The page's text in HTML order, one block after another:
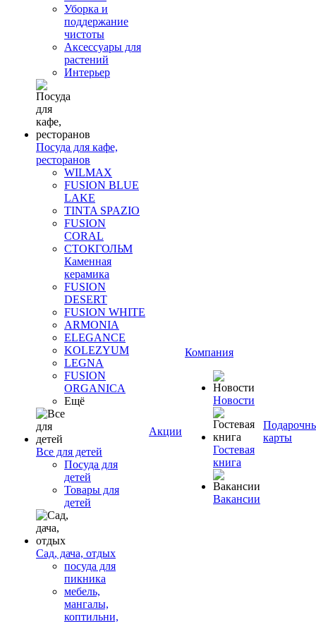
Уборка и
поддержание
чистоты
Аксессуары для
растений
Интерьер
Посуда для кафе,
ресторанов
WILMAX
FUSION BLUE
LAKE
TINTA SPAZIO
FUSION
CORAL
СТОКГОЛЬМ
Каменная
керамика
FUSION
DESERT
FUSION WHITE
ARMONIA
ELEGANCE
KOLEZYUM
LEGNA
FUSION
ORGANICA
Ещё
Все для детей
Посуда для
детей
Товары для
детей
Сад, дача, отдых
посуда для
пикника
мебель,
мангалы,
коптильни,
Акции
Компания
Новости
Гостевая
книга
Вакансии
карты